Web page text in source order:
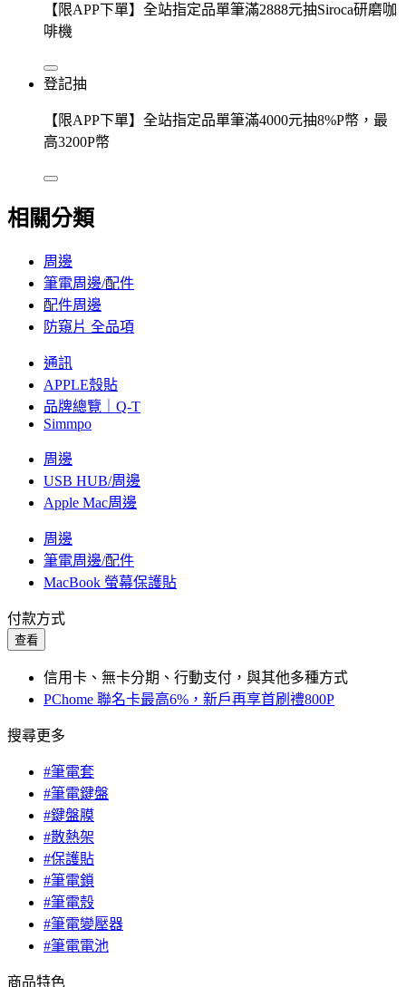
【限APP下單】全站指定品單筆滿2888元抽Siroca研磨咖
啡機
登記抽
【限APP下單】全站指定品單筆滿4000元抽8%P幣，最
高3200P幣
相關分類
周邊
筆電周邊/配件
配件周邊
防窺片 全品項
通訊
APPLE殼貼
品牌總覽｜Q-T
Simmpo
周邊
USB HUB/周邊
Apple Mac周邊
周邊
筆電周邊/配件
MacBook 螢幕保護貼
付款方式
查看
信用卡、無卡分期、行動支付，與其他多種方式
PChome 聯名卡最高6%，新戶再享首刷禮800P
搜尋更多
#筆電套
#筆電鍵盤
#鍵盤膜
#散熱架
#保護貼
#筆電鎖
#筆電殼
#筆電變壓器
#筆電電池
商品特色